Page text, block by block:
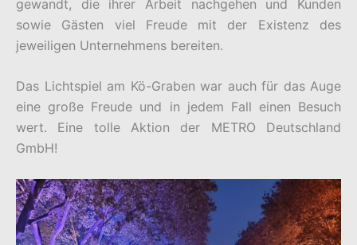
gewandt, die ihrer Arbeit nachgehen und Kunden
sowie Gästen viel Freude mit der Existenz des
jeweiligen Unternehmens bereiten.
Das Lichtspiel am Kö-Graben war auch für das Auge
eine große Freude und in jedem Fall einen Besuch
wert. Eine tolle Aktion der METRO Deutschland
GmbH!